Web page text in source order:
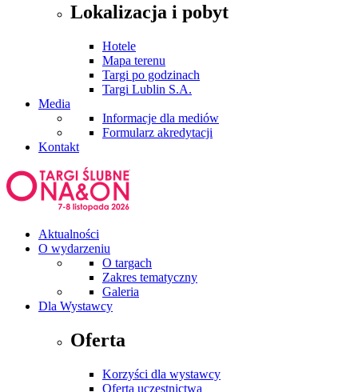
Lokalizacja i pobyt
Hotele
Mapa terenu
Targi po godzinach
Targi Lublin S.A.
Media
Informacje dla mediów
Formularz akredytacji
Kontakt
Aktualności
O wydarzeniu
O targach
Zakres tematyczny
Galeria
Dla Wystawcy
Oferta
Korzyści dla wystawcy
Oferta uczestnictwa